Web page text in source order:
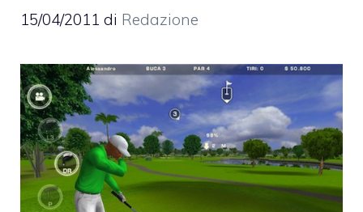
15/04/2011 di Redazione